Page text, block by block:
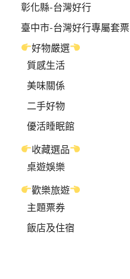
彰化縣-台灣好行
臺中市-台灣好行專屬套票
好物嚴選
質感生活
美味關係
二手好物
優活睡眠館
收藏選品
桌遊娛樂
歡樂旅遊
主題票券
飯店及住宿